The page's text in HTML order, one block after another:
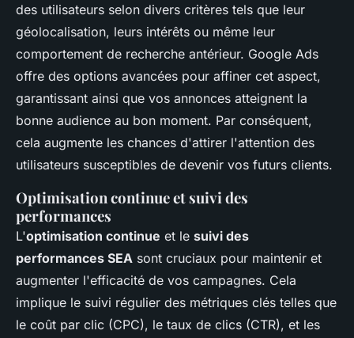
des utilisateurs selon divers critères tels que leur
géolocalisation, leurs intérêts ou même leur
comportement de recherche antérieur. Google Ads
offre des options avancées pour affiner cet aspect,
garantissant ainsi que vos annonces atteignent la
bonne audience au bon moment. Par conséquent,
cela augmente les chances d'attirer l'attention des
utilisateurs susceptibles de devenir vos futurs clients.
Optimisation continue et suivi des
performances
L'optimisation continue et le suivi des
performances SEA sont cruciaux pour maintenir et
augmenter l'efficacité de vos campagnes. Cela
implique le suivi régulier des métriques clés telles que
le coût par clic (CPC), le taux de clics (CTR), et les